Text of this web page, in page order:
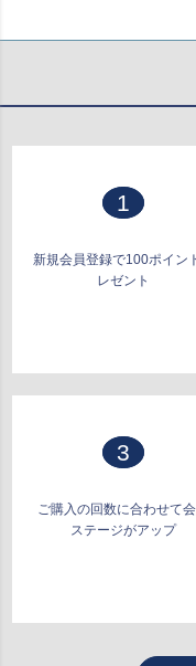
1
新規会員登録で100ポイン
レゼント
3
ご購入の回数に合わせて
ステージがアップ